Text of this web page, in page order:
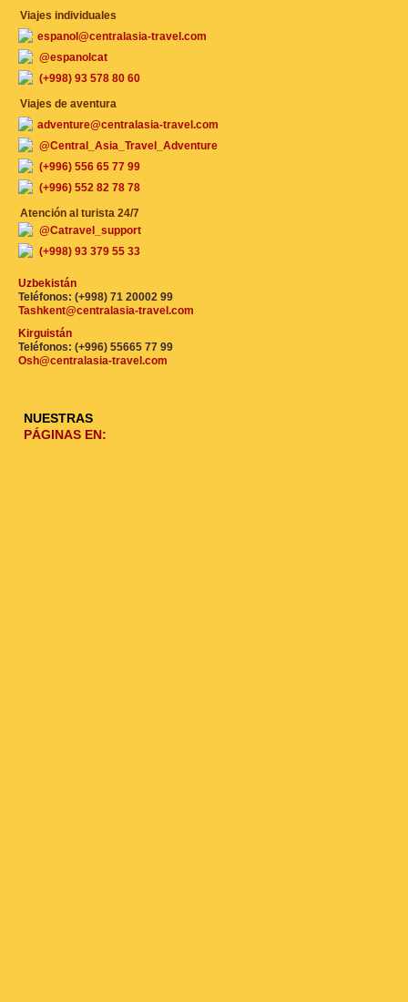
Viajes individuales
espanol@centralasia-travel.com
@espanolcat
(+998) 93 578 80 60
Viajes de aventura
adventure@centralasia-travel.com
@Central_Asia_Travel_Adventure
(+996) 556 65 77 99
(+996) 552 82 78 78
Atención al turista 24/7
@Catravel_support
(+998) 93 379 55 33
Uzbekistán
Teléfonos: (+998) 71 20002 99
Tashkent@centralasia-travel.com
Kirguistán
Teléfonos: (+996) 55665 77 99
Osh@centralasia-travel.com
NUESTRAS
PÁGINAS EN: